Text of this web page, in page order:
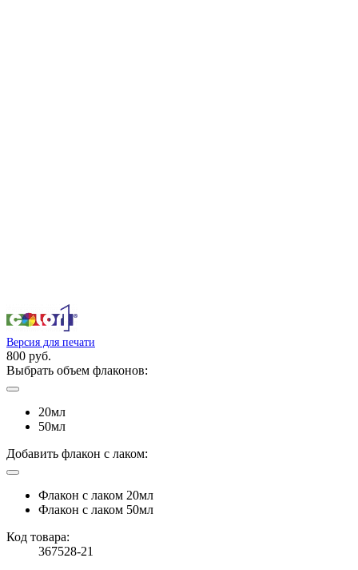
Версия для печати
800 руб.
Выбрать объем флаконов:
20мл
50мл
Добавить флакон с лаком:
Флакон с лаком 20мл
Флакон с лаком 50мл
Код товара:
367528-21